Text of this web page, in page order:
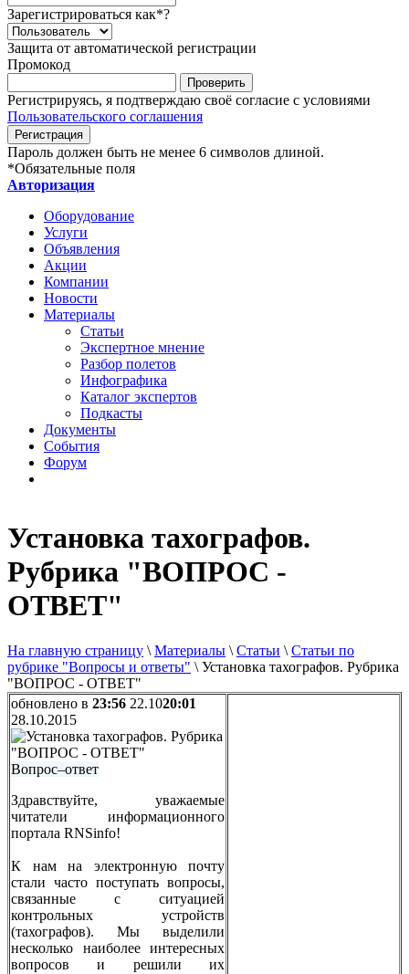
Установка тахографов.
Рубрика "ВОПРОС -
ОТВЕТ"
На главную страницу \ Материалы \ Статьи \ Статьи по
рубрике "Вопросы и ответы" \ Установка тахографов. Рубрика
"ВОПРОС - ОТВЕТ"
обновлено в 23:56 22.1020:01
28.10.2015
Вопрос–ответ
Здравствуйте, уважаемые
читатели информационного
портала RNSinfo!
К нам на электронную почту
стали часто поступать вопросы,
связанные с ситуацией
контрольных устройств
(тахографов). Мы выделили
несколько наиболее интересных
вопросов и решили их
Зарегистрироваться как*?
Защита от автоматической регистрации
Промокод
Регистрируясь, я подтверждаю своё согласие с условиями
Пользовательского соглашения
Пароль должен быть не менее 6 символов длиной.
*Обязательные поля
Авторизация
Оборудование
Услуги
Объявления
Акции
Компании
Новости
Материалы
Статьи
Экспертное мнение
Разбор полетов
Инфографика
Каталог экспертов
Подкасты
Документы
События
Форум